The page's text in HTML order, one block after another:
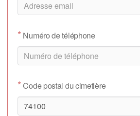
* Numéro de téléphone
*Code postal du cimetière